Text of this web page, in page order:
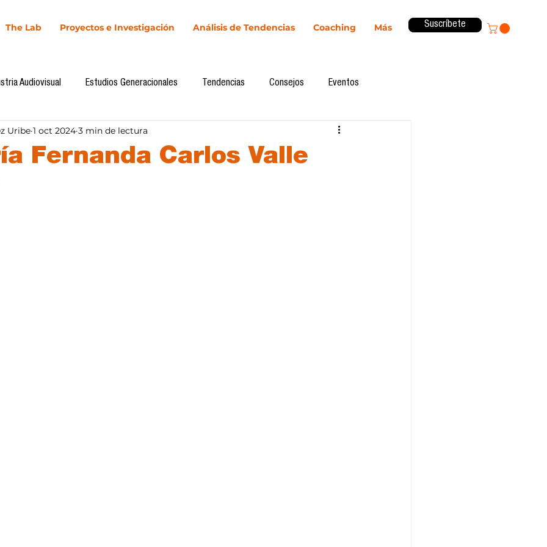
The Lab Proyectos e Investigación Análisis de Tendencias Coaching Más Suscríbete
Audiovisual Estudios Generacionales Tendencias Consejos Eventos
Cultura Digital Comunicación y Sociedad Innovación
Fernanda Carlos Valle
Uribe 1 oct 2024 3 min de lectura